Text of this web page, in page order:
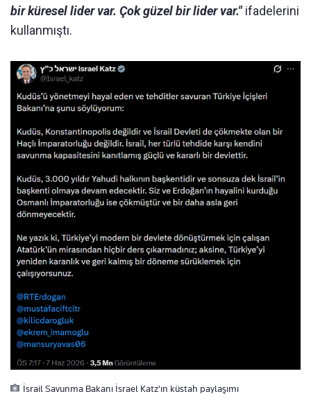
bir küresel lider var. Çok güzel bir lider var."ifadelerini
kullanmıştı.
İsrail Savunma Bakanı İsrael Katz'ın küstah paylaşımı